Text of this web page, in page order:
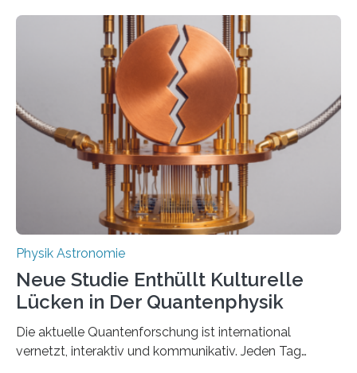
Messungen verwenden. Das hatte man jahrzehntelang
vermutet, weltweit war nach den passenden
Atomkern-Zuständen gesucht worden, 2024 gelang
einem Team der TU Wien mit Unterstützung
internationaler Partner der entscheidende Durchbruch:
Der lange diskutierte Thorium-Kernübergang wurde
gefunden. Kurz darauf konnte man zeigen, dass sich
Thorium tatsächlich nutzen lässt, um hochpräzise…
Physik Astronomie
Neue Studie Enthüllt Kulturelle
Lücken in Der Quantenphysik
Die aktuelle Quantenforschung ist international
vernetzt, interaktiv und kommunikativ. Jeden Tag